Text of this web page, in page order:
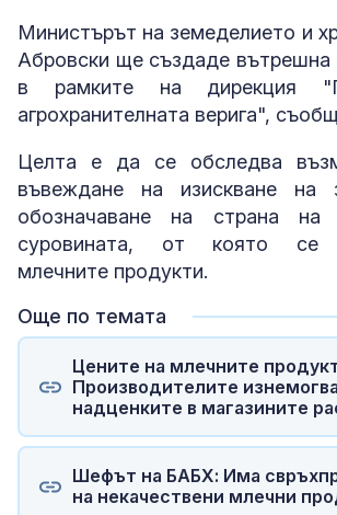
Министърът на земеделието и
Абровски ще създаде вътрешна
в рамките на дирекция
агрохранителната верига",
Целта е да се обследва
въвеждане на изискване на
обозначаване на страна на
суровината, от която се
млечните продукти.
Още по темата
Цените на млечните
Производителите
надценките в магазините
Шефът на БАБХ: Има
на некачествени млечни